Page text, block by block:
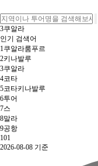
3쿠알라
인기 검색어
1쿠알라룸푸르
2키나발루
3쿠알라
4코타
5코타키나발루
6투어
7스
8말라
9공항
101
2026-08-08 기준